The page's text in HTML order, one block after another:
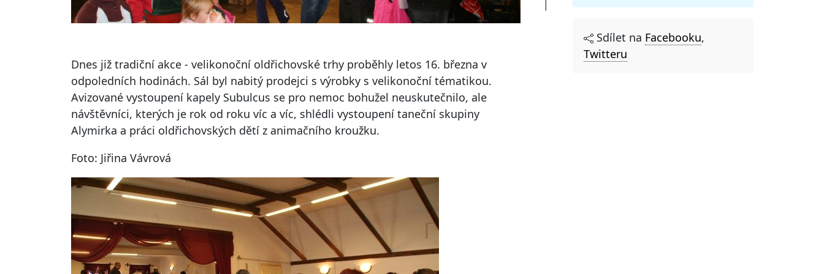
Dnes již tradiční akce - velikonoční oldřichovské trhy proběhly letos 16. března v
odpoledních hodinách. Sál byl nabitý prodejci s výrobky s velikonoční tématikou.
Avizované vystoupení kapely Subulcus se pro nemoc bohužel neuskutečnilo, ale
návštěvníci, kterých je rok od roku víc a víc, shlédli vystoupení taneční skupiny
Alymirka a práci oldřichovských dětí z animačního kroužku.
Foto: Jiřina Vávrová
Sdílet na Facebooku,
Twitteru